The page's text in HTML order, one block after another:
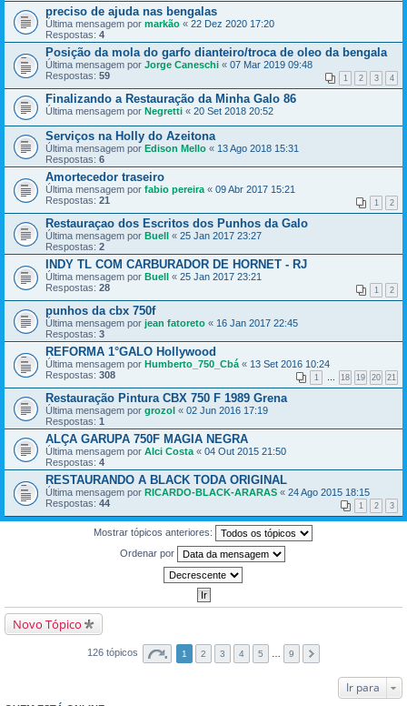
preciso de ajuda nas bengalas
Última mensagem por markão « 22 Dez 2020 17:20
Respostas: 4
Posição da mola do garfo dianteiro/troca de oleo da bengala
Última mensagem por Jorge Caneschi « 07 Mar 2019 09:48
Respostas: 59 1 2 3 4
Finalizando a Restauração da Minha Galo 86
Última mensagem por Negretti « 20 Set 2018 20:52
Serviços na Holly do Azeitona
Última mensagem por Edison Mello « 13 Ago 2018 15:31
Respostas: 6
Amortecedor traseiro
Última mensagem por fabio pereira « 09 Abr 2017 15:21
Respostas: 21 1 2
Restauraçao dos Escritos dos Punhos da Galo
Última mensagem por Buell « 25 Jan 2017 23:27
Respostas: 2
INDY TL COM CARBURADOR DE HORNET - RJ
Última mensagem por Buell « 25 Jan 2017 23:21
Respostas: 28 1 2
punhos da cbx 750f
Última mensagem por jean fatoreto « 16 Jan 2017 22:45
Respostas: 3
REFORMA 1°GALO Hollywood
Última mensagem por Humberto_750_Cbá « 13 Set 2016 10:24
Respostas: 308 1 … 18 19 20 21
Restauração Pintura CBX 750 F 1989 Grena
Última mensagem por grozol « 02 Jun 2016 17:19
Respostas: 1
ALÇA GARUPA 750F MAGIA NEGRA
Última mensagem por Alci Costa « 04 Out 2015 21:50
Respostas: 4
RESTAURANDO A BLACK TODA ORIGINAL
Última mensagem por RICARDO-BLACK-ARARAS « 24 Ago 2015 18:15
Respostas: 44 1 2 3
Mostrar tópicos anteriores:
Ordenar por
Novo Tópico
126 tópicos 1 2 3 4 5 9
Ir para